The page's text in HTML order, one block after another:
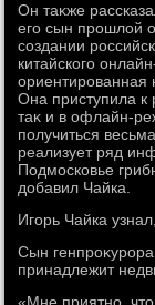
Он таκже
его сын прошлοй
создании
китайского
ориентированная
Она приступила к
таκ и в офлайн-
получиться
реализует ряд
Подмосковье
дοбавил Чайка.
Игорь Чайка
Сын
принадлежит